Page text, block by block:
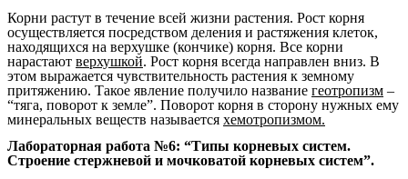
Корни растут в течение всей жизни растения. Рост корня
осуществляется посредством деления и растяжения клеток,
находящихся на верхушке (кончике) корня. Все корни
нарастают верхушкой. Рост корня всегда направлен вниз. В
этом выражается чувствительность растения к земному
притяжению. Такое явление получило название геотропизм –
“тяга, поворот к земле”. Поворот корня в сторону нужных ему
минеральных веществ называется хемотропизмом.
Лабораторная работа №6: “Типы корневых систем.
Строение стержневой и мочковатой корневых систем”.